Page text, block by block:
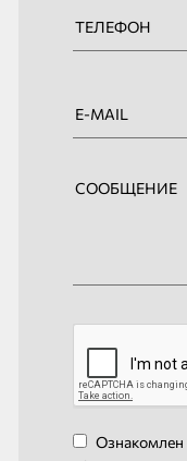
Ознакомлен